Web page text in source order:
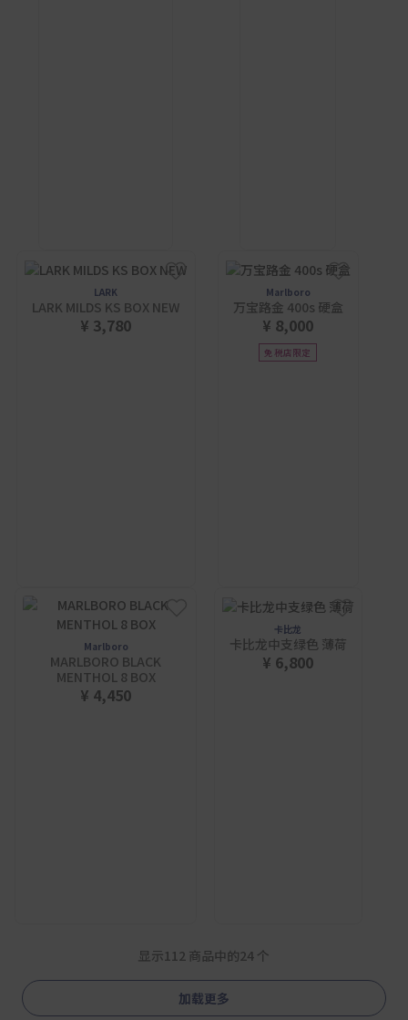
LARK
LARK MILDS KS BOX NEW
¥ 3,780
Marlboro
万宝路金 400s 硬盒
¥ 8,000
免税店限定
Marlboro
MARLBORO BLACK
MENTHOL 8 BOX
¥ 4,450
卡比龙
卡比龙中支绿色 薄荷
¥ 6,800
显示112 商品中的24 个
加载更多